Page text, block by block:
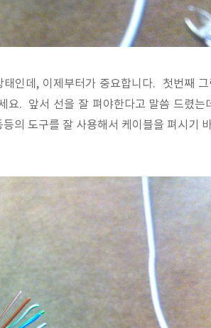
인데, 이제부터가 중요합니다. 첫번째
요. 앞서 선을 잘 펴야한다고 말씀 드렸는
의 도구를 잘 사용해서 케이블을 펴시기